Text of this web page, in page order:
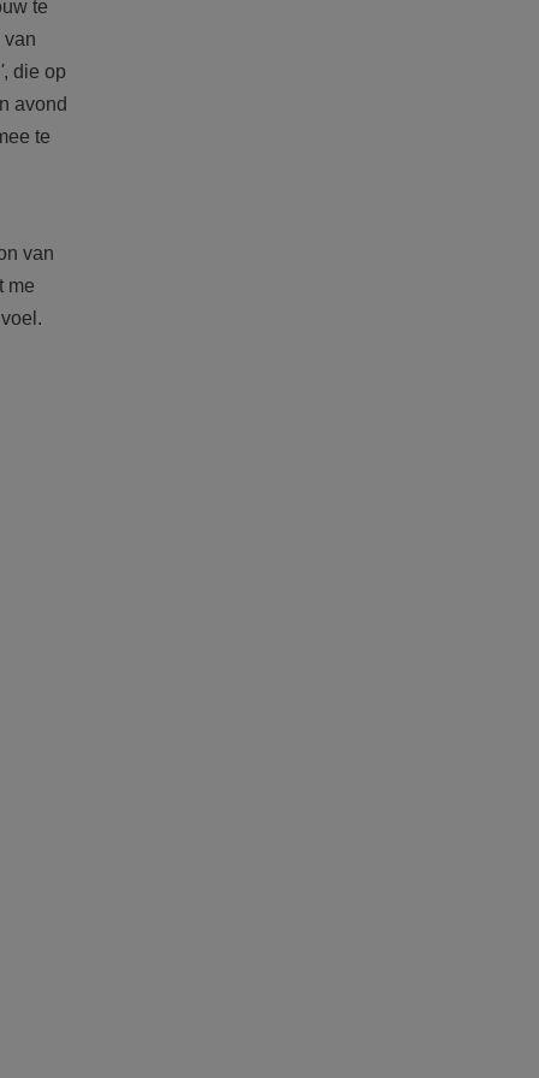
te
van
, die op
avond
te
van
me